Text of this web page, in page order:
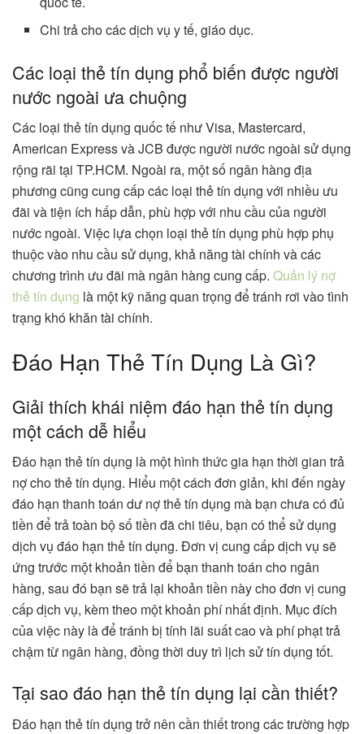
Chi trả cho các dịch vụ y tế, giáo dục.
Các loại thẻ tín dụng phổ biến được người
nước ngoài ưa chuộng
Các loại thẻ tín dụng quốc tế như Visa, Mastercard,
American Express và JCB được người nước ngoài sử dụng
rộng rãi tại TP.HCM. Ngoài ra, một số ngân hàng địa
phương cũng cung cấp các loại thẻ tín dụng với nhiều ưu
đãi và tiện ích hấp dẫn, phù hợp với nhu cầu của người
nước ngoài. Việc lựa chọn loại thẻ tín dụng phù hợp phụ
thuộc vào nhu cầu sử dụng, khả năng tài chính và các
chương trình ưu đãi mà ngân hàng cung cấp. Quản lý nợ
thẻ tín dụng là một kỹ năng quan trọng để tránh rơi vào tình
trạng khó khăn tài chính.
Đáo Hạn Thẻ Tín Dụng Là Gì?
Giải thích khái niệm đáo hạn thẻ tín dụng
một cách dễ hiểu
Đáo hạn thẻ tín dụng là một hình thức gia hạn thời gian trả
nợ cho thẻ tín dụng. Hiểu một cách đơn giản, khi đến ngày
đáo hạn thanh toán dư nợ thẻ tín dụng mà bạn chưa có đủ
tiền để trả toàn bộ số tiền đã chi tiêu, bạn có thể sử dụng
dịch vụ đáo hạn thẻ tín dụng. Đơn vị cung cấp dịch vụ sẽ
ứng trước một khoản tiền để bạn thanh toán cho ngân
hàng, sau đó bạn sẽ trả lại khoản tiền này cho đơn vị cung
cấp dịch vụ, kèm theo một khoản phí nhất định. Mục đích
của việc này là để tránh bị tính lãi suất cao và phí phạt trả
chậm từ ngân hàng, đồng thời duy trì lịch sử tín dụng tốt.
Tại sao đáo hạn thẻ tín dụng lại cần thiết?
Đáo hạn thẻ tín dụng trở nên cần thiết trong các trường hợp